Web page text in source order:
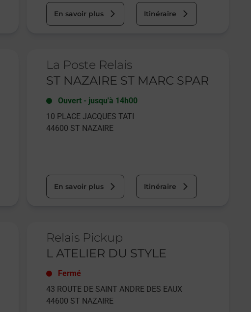
En savoir plus Itinéraire
La Poste Relais
ST NAZAIRE ST MARC SPAR
Ouvert - jusqu'à 14h00
10 PLACE JACQUES TATI
44600 ST NAZAIRE
En savoir plus Itinéraire
Relais Pickup
L ATELIER DU STYLE
Fermé
43 ROUTE DE SAINT ANDRE DES EAUX
44600 ST NAZAIRE